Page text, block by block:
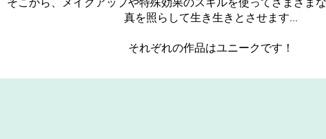
真を照らして生き生きとさせます...
それぞれの作品はユニークです！